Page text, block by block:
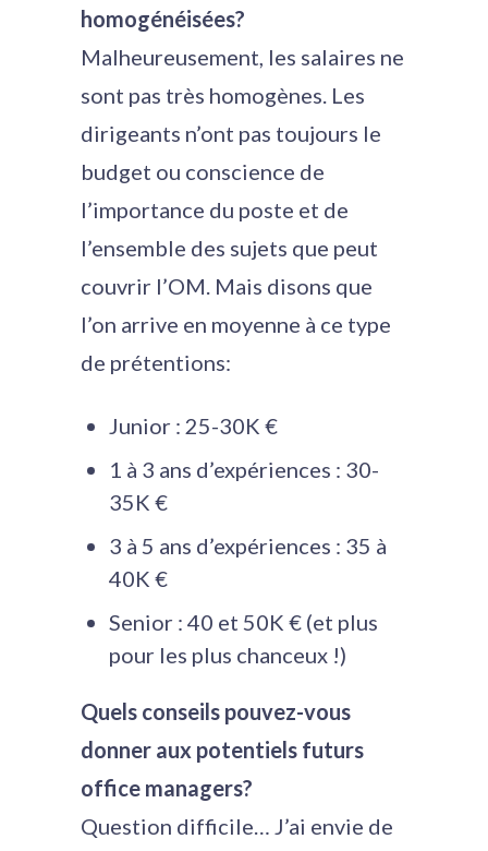
homogénéisées?
Malheureusement, les salaires ne
sont pas très homogènes. Les
dirigeants n’ont pas toujours le
budget ou conscience de
l’importance du poste et de
l’ensemble des sujets que peut
couvrir l’OM. Mais disons que
l’on arrive en moyenne à ce type
de prétentions:
Junior : 25-30K €
1 à 3 ans d’expériences : 30-
35K €
3 à 5 ans d’expériences : 35 à
40K €
Senior : 40 et 50K € (et plus
pour les plus chanceux !)
Quels conseils pouvez-vous
donner aux potentiels futurs
office managers?
Question difficile… J’ai envie de